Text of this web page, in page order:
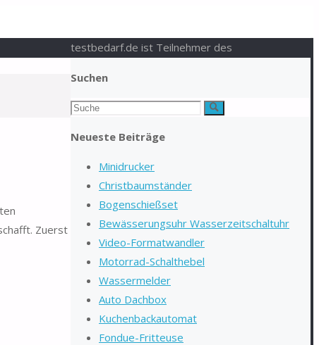
Zuerst
Suchen
Suchen
Suche
Neueste Beiträge
Minidrucker
Christbaumständer
Bogenschießset
Bewässerungsuhr Wasserzeitschaltuhr
Video-Formatwandler
Motorrad-Schalthebel
Wassermelder
Auto Dachbox
Kuchenbackautomat
Fondue-Fritteuse
testbedarf.de ist Teilnehmer des